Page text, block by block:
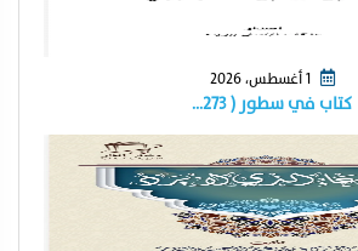
1 أغسطس، 2026
كتاب في سطور ( ٢٧٣…